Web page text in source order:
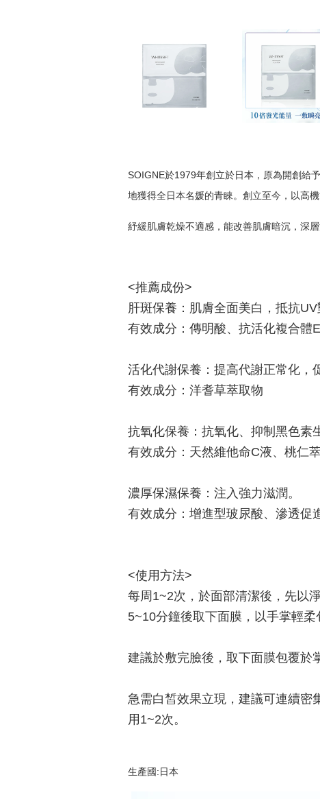
SOIGNE於1979年創立於日本，原為開創給
地獲得全日本名媛的青睞。創立至今，以高
紓緩肌膚乾燥不適感，能改善肌膚暗沉，深
<推薦成份>
肝斑保養：肌膚全面美白，抵抗UV
有效成分：傳明酸、抗活化複合體
活化代謝保養：提高代謝正常化，
有效成分：洋耆草萃取物
抗氧化保養：抗氧化、抑制黑色素
有效成分：天然維他命C液、桃仁
濃厚保濕保養：注入強力滋潤。
有效成分：增進型玻尿酸、滲透促
<使用方法>
每周1~2次，於面部清潔後，先以
5~10分鐘後取下面膜，以手掌輕柔
建議於敷完臉後，取下面膜包覆於
急需白皙效果立現，建議可連續密
用1~2次。
生產國:日本